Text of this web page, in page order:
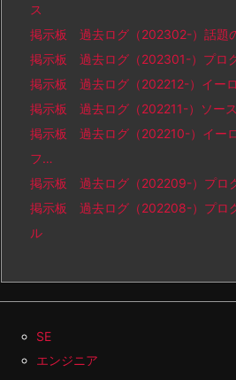
ス
掲示板 過去ログ（202302-）話題
掲示板 過去ログ（202301-）プロ
掲示板 過去ログ（202212-）イー
掲示板 過去ログ（202211-）ソー
掲示板 過去ログ（202210-）イー
フ…
掲示板 過去ログ（202209-）プロ
掲示板 過去ログ（202208-）プロ
ル
SE
エンジニア